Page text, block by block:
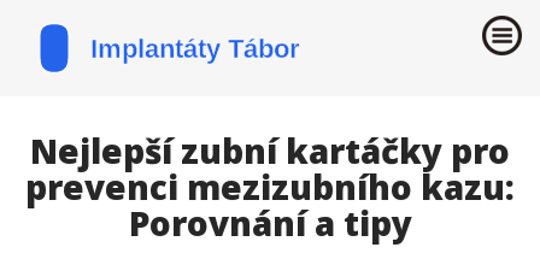
Nejlepší zubní kartáčky pro
prevenci mezizubního kazu:
Porovnání a tipy